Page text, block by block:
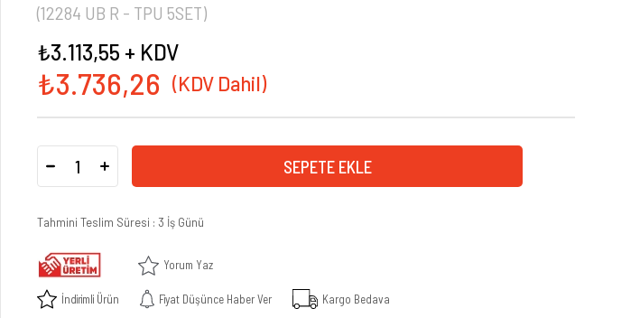
(12284 UB R - TPU 5SET)
₺3.736,26
₺3.113,55 + KDV
Tahmini Teslim Süresi : 3 İş Günü
Yorum Yaz
İndirimli Ürün Fiyat Düşünce Haber Ver Kargo Bedava